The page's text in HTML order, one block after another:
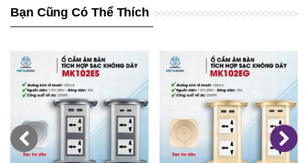
Bạn Cũng Có Thể Thích